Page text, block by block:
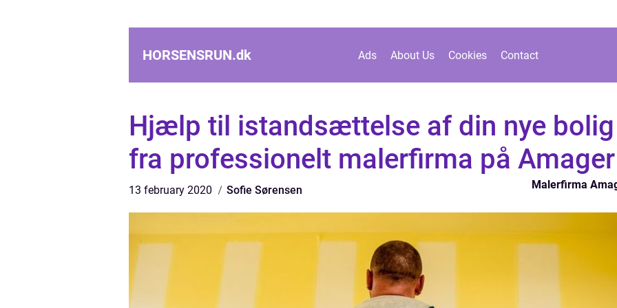
HORSENSRUN.dk Ads About Us Cookies Contact
Hjælp til istandsættelse af din nye bolig
fra professionelt malerfirma på Amager
13 february 2020 Sofie Sørensen Malerfirma